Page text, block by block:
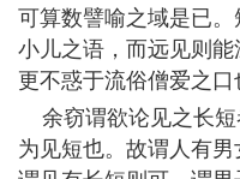
可算数譬喻之域是已
小儿之语，而远见则能
更不惑于流俗僧爱之口
余窃谓欲论见之长短
为见短也。故谓人有